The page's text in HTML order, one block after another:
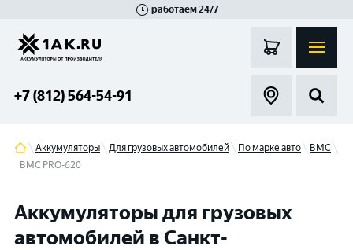
работаем 24/7
+7 (812) 564-54-91
Аккумуляторы Для грузовых автомобилей По марке авто
BMC
BMC PRO-620
Аккумуляторы для грузовых
автомобилей в Санкт-
Гатчина